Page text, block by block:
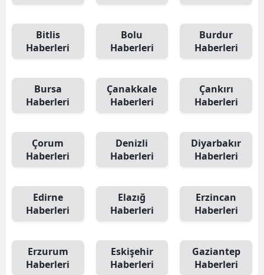
Bitlis
Haberleri
Bolu
Haberleri
Burdur
Haberleri
Bursa
Haberleri
Çanakkale
Haberleri
Çankırı
Haberleri
Çorum
Haberleri
Denizli
Haberleri
Diyarbakır
Haberleri
Edirne
Haberleri
Elazığ
Haberleri
Erzincan
Haberleri
Erzurum
Haberleri
Eskişehir
Haberleri
Gaziantep
Haberleri